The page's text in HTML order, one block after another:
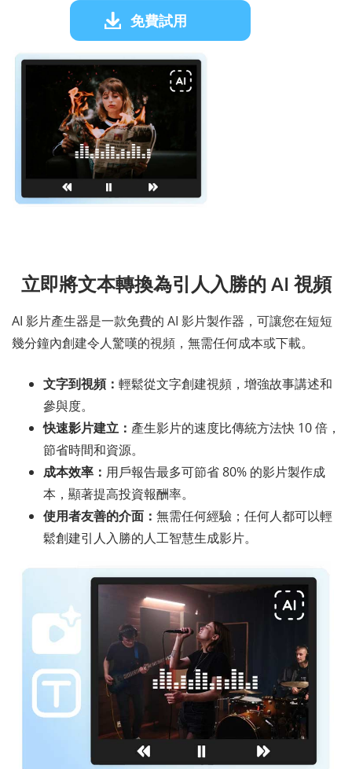
免費試用
立即將文本轉換為引人入勝的 AI 視頻
AI 影片產生器是一款免費的 AI 影片製作器，可讓您在短短
幾分鐘內創建令人驚嘆的視頻，無需任何成本或下載。
文字到視頻： 輕鬆從文字創建視頻，增強故事講述和
參與度。
快速影片建立： 產生影片的速度比傳統方法快 10 倍，
節省時間和資源。
成本效率： 用戶報告最多可節省 80% 的影片製作成
本，顯著提高投資報酬率。
使用者友善的介面： 無需任何經驗；任何人都可以輕
鬆創建引人入勝的人工智慧生成影片。